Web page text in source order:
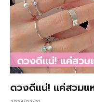
ดวงดีแน่! แค่สวมแ